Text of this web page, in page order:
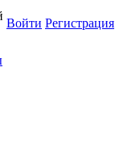
Войти Регистрация